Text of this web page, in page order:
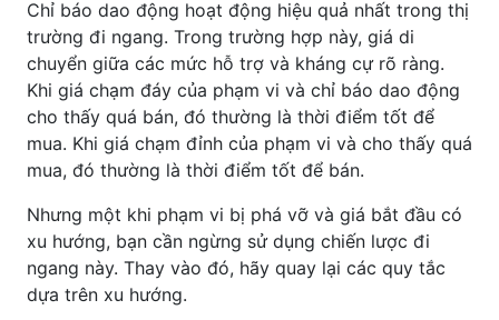
Chỉ báo dao động hoạt động hiệu quả nhất trong thị
trường đi ngang. Trong trường hợp này, giá di
chuyển giữa các mức hỗ trợ và kháng cự rõ ràng.
Khi giá chạm đáy của phạm vi và chỉ báo dao động
cho thấy quá bán, đó thường là thời điểm tốt để
mua. Khi giá chạm đỉnh của phạm vi và cho thấy quá
mua, đó thường là thời điểm tốt để bán.
Nhưng một khi phạm vi bị phá vỡ và giá bắt đầu có
xu hướng, bạn cần ngừng sử dụng chiến lược đi
ngang này. Thay vào đó, hãy quay lại các quy tắc
dựa trên xu hướng.